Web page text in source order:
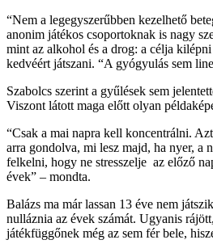
“Nem a legegyszerűbben kezelhető
anonim játékos csoportoknak is nagy
mint az alkohol és a drog: a célja
kedvéért játszani. “A gyógyulás sem
Szabolcs szerint a gyűlések sem
Viszont látott maga előtt olyan
“Csak a mai napra kell koncentrálni.
arra gondolva, mi lesz majd, ha nyer, a
felkelni, hogy ne stresszelje az előző
évek” – mondta.
Balázs ma már lassan 13 éve nem
nulláznia az évek számát. Ugyanis
játékfüggőnek még az sem fér bele,